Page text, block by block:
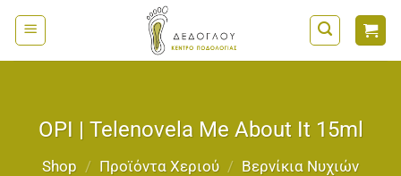
Μετάβαση
στο
περιεχόμενο
OPI | Telenovela Me About It 15ml
Shop / Προϊόντα Χεριού / Bερνίκια Νυχιών